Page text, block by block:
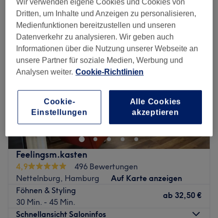
styling & föhnen in der Nähe von Neuallermöhe, Hamburg
Feelingsm.kasten
4,9
496 Bewertungen
Nettelnburg, Hamburg
Auf Karte anzeigen
Föhnen & Styling
30 Min. - 45 Min.
ab 32,50 €
Schnellansicht Saloninfos
Wir verwenden eigene Cookies und Cookies von
Dritten, um Inhalte und Anzeigen zu personalisieren,
Medienfunktionen bereitzustellen und unseren
Datenverkehr zu analysieren. Wir geben auch
Informationen über die Nutzung unserer Webseite an
unsere Partner für soziale Medien, Werbung und
Analysen weiter. Cookie-Richtlinien
Cookie-
Einstellungen
Alle Cookies
akzeptieren